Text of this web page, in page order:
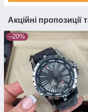
Акційні пропозиції
–20%